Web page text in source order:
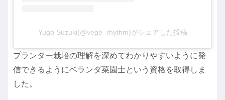
Yugo Suzuki(@vege_rhythm)がシェアした投稿
プランター栽培の理解を深めてわかりやすいように発
信できるようにベランダ菜園士という資格を取得しま
した。